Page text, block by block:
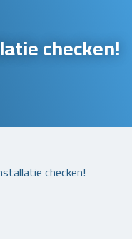
checken!
checken!